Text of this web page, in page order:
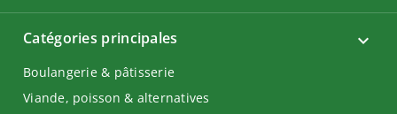
Catégories principales
Boulangerie & pâtisserie
Viande, poisson & alternatives